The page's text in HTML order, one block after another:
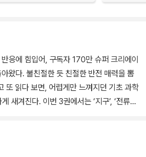
응에 힘입어, 구독자 170만 슈퍼 크리에이
왔다. 불친절한 듯 친절한 반전 매력을 뽐
또 읽다 보면, 어렵게만 느껴지던 기초 과학
새겨진다. 이번 3권에서는 ‘지구’, ‘전류와